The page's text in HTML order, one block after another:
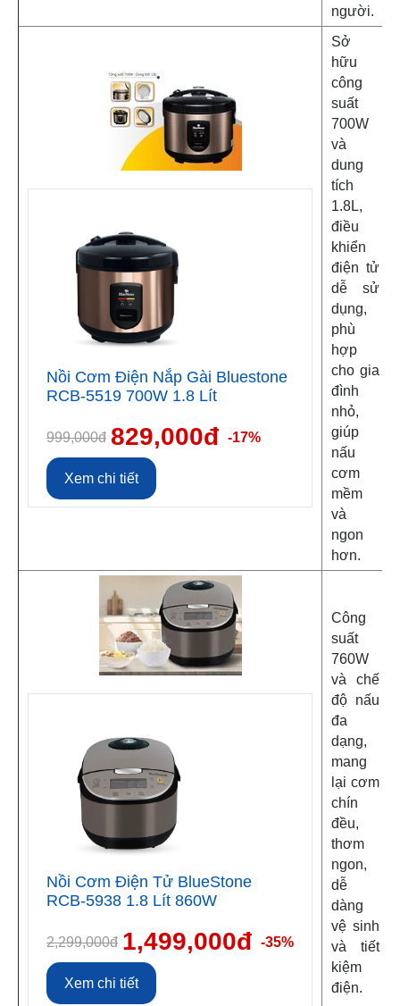
người.
Nồi Cơm Điện Nắp Gài Bluestone
RCB-5519 700W 1.8 Lít
999,000đ 829,000đ -17%
Xem chi tiết
Sở
hữu
công
suất
700W
và
dung
tích
1.8L,
điều
khiển
điện tử
dễ sử
dụng,
phù
hợp
cho gia
đình
nhỏ,
giúp
nấu
cơm
mềm
và
ngon
hơn.
Nồi Cơm Điện Tử BlueStone
RCB-5938 1.8 Lít 860W
2,299,000đ 1,499,000đ -35%
Xem chi tiết
Công
suất
760W
và chế
độ nấu
đa
dạng,
mang
lại cơm
chín
đều,
thơm
ngon,
dễ
dàng
vệ sinh
và tiết
kiệm
điện.